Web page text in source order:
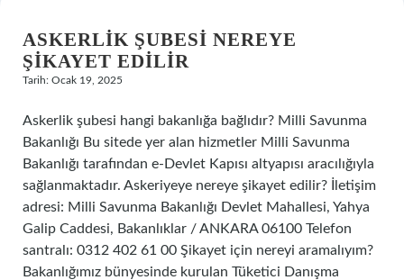
ASKERLIK ŞUBESI NEREYE
ŞIKAYET EDILIR
Tarih: Ocak 19, 2025
Askerlik şubesi hangi bakanlığa bağlıdır? Milli Savunma
Bakanlığı Bu sitede yer alan hizmetler Milli Savunma
Bakanlığı tarafından e-Devlet Kapısı altyapısı aracılığıyla
sağlanmaktadır. Askeriyeye nereye şikayet edilir? İletişim
adresi: Milli Savunma Bakanlığı Devlet Mahallesi, Yahya
Galip Caddesi, Bakanlıklar / ANKARA 06100 Telefon
santralı: 0312 402 61 00 Şikayet için nereyi aramalıyım?
Bakanlığımız bünyesinde kurulan Tüketici Danışma